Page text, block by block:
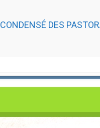
CONDENSÉ DES